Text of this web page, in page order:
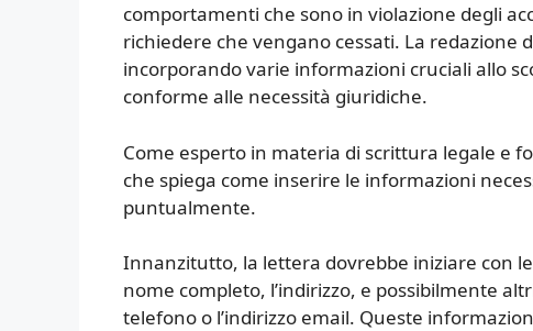
comportamenti che sono in violazione degli
richiedere che vengano cessati. La redazione
incorporando varie informazioni cruciali allo
conforme alle necessità giuridiche.
Come esperto in materia di scrittura legale e
che spiega come inserire le informazioni
puntualmente.
Innanzitutto, la lettera dovrebbe iniziare con
nome completo, l’indirizzo, e possibilmente
telefono o l’indirizzo email. Queste